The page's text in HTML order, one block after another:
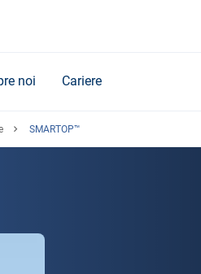
noi Cariere
SMARTOP™